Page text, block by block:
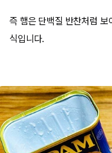
즉 햄은 단백질 반찬처럼
식입니다.